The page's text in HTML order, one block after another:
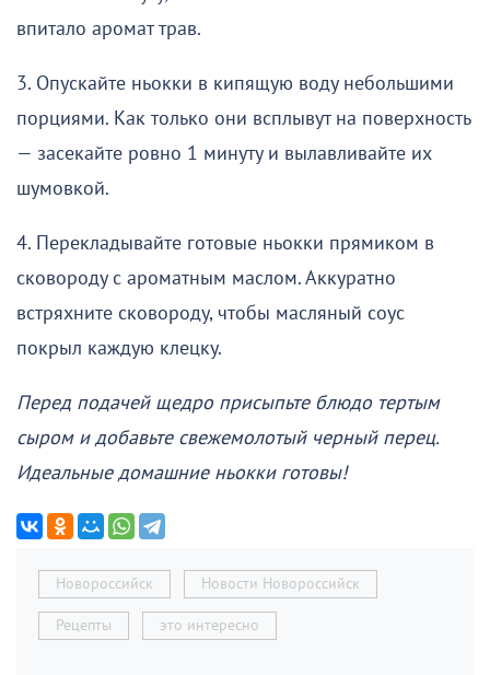
впитало аромат трав.
3. Опускайте ньокки в кипящую воду небольшими
порциями. Как только они всплывут на поверхность
— засекайте ровно 1 минуту и вылавливайте их
шумовкой.
4. Перекладывайте готовые ньокки прямиком в
сковороду с ароматным маслом. Аккуратно
встряхните сковороду, чтобы масляный соус
покрыл каждую клецку.
Перед подачей щедро присыпьте блюдо тертым
сыром и добавьте свежемолотый черный перец.
Идеальные домашние ньокки готовы!
Новороссийск Новости Новороссийск
Рецепты это интересно